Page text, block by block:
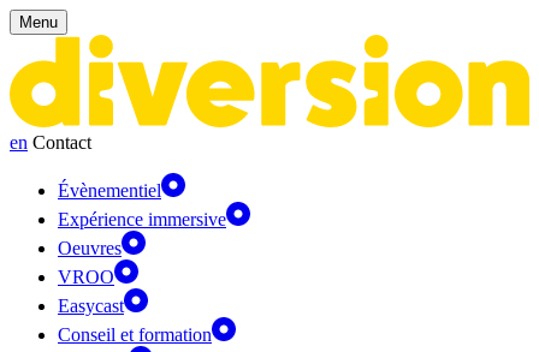
Panneau de gestion des cookies
Menu
en Contact
Évènementiel
Expérience immersive
Oeuvres
VROO
Easycast
Conseil et formation